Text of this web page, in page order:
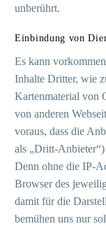
unberührt.
Einbindung von
Es kann
Inhalte Dritter, wie
Kartenmaterial von
von anderen
voraus, dass die
als „Dritt-
Denn ohne die IP-
Browser des
damit für die
bemühen uns nur